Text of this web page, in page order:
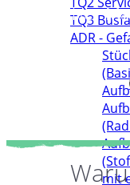
TQ3
ADR -
mit
radioaktiver